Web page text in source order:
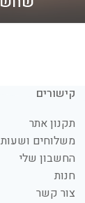
קישורים
תקנון אתר
משלוחים
החשבון שלי
חנות
צור קשר